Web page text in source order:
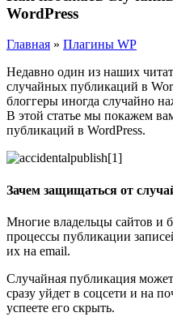
WordPress
Главная » Плагины WP
Недавно один из наших
случайных публикаций в
блоггеры иногда случайно
В этой статье мы покажем
публикаций в WordPress.
Зачем защищаться от
Многие владельцы сайтов и
процессы публикации
их на email.
Случайная публикация
сразу уйдет в соцсети и на
успеете его скрыть.